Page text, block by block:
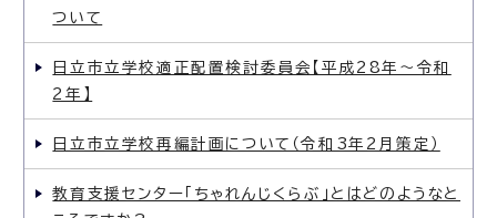
ついて
日立市立学校適正配置検討委員会【平成28年〜令和
2年】
日立市立学校再編計画について（令和3年2月策定）
教育支援センター「ちゃれんじくらぶ」とはどのようなと